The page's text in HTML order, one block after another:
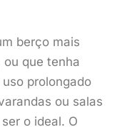
berço mais
que tenha
prolongado
ou salas
o ideal. O